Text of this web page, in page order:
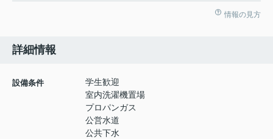
情報の見方
詳細情報
設備条件
学生歓迎
室内洗濯機置場
プロパンガス
公営水道
公共下水